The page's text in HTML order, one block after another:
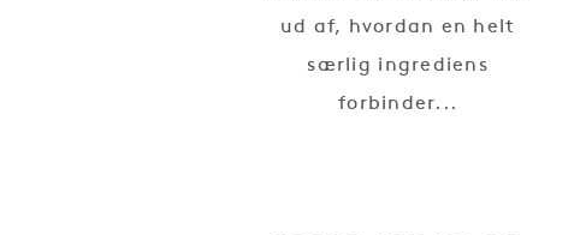
ud af, hvordan en helt
særlig ingrediens
forbinder...